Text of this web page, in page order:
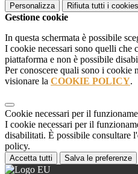
Personalizza Rifiuta tutti i cookies
Gestione cookie
In questa schermata è possibile
I cookie necessari sono quelli che
piattaforma e non è possibile
Per conoscere quali sono i cookie
visionare la COOKIE POLICY.
Cookie necessari per il
I cookie necessari per il
disabilitati. È possibile consultare
policy.
Accetta tutti Salva le preferenze